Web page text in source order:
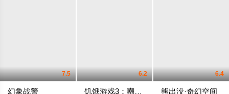
7.5
幻象战警
6.2
饥饿游戏3：嘲笑鸟(下)
6.4
熊出没·奇幻空间